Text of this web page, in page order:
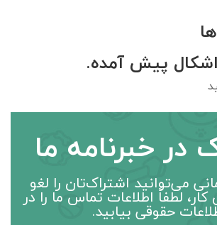
پیش آمده.
در خبرنامه ما
می‌توانید اشتراک‌تان را لغو
کار، لطفاً اطلاعات تماس ما را در
حقوقی بیابید.